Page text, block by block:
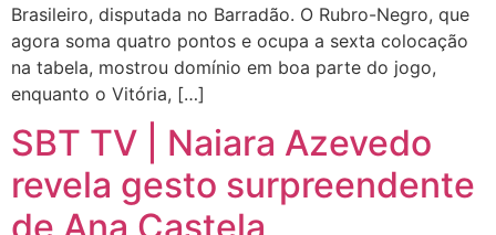
Brasileiro, disputada no Barradão. O Rubro-Negro, que
agora soma quatro pontos e ocupa a sexta colocação
na tabela, mostrou domínio em boa parte do jogo,
enquanto o Vitória, […]
SBT TV | Naiara Azevedo
revela gesto surpreendente